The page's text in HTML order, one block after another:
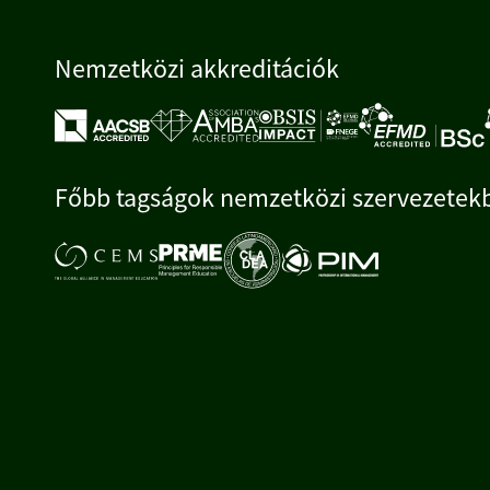
Nemzetközi akkreditációk
Főbb tagságok nemzetközi